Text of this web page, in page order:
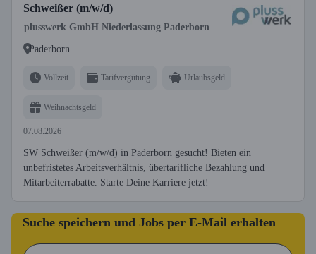
Schweißer (m/w/d)
plusswerk GmbH Niederlassung Paderborn
Paderborn
Vollzeit Tarifvergütung Urlaubsgeld
Weihnachtsgeld
07.08.2026
SW Schweißer (m/w/d) in Paderborn gesucht! Bieten ein
unbefristetes Arbeitsverhältnis, übertarifliche Bezahlung und
Mitarbeiterrabatte. Starte Deine Karriere jetzt!
Suche speichern und Jobs per E-Mail erhalten